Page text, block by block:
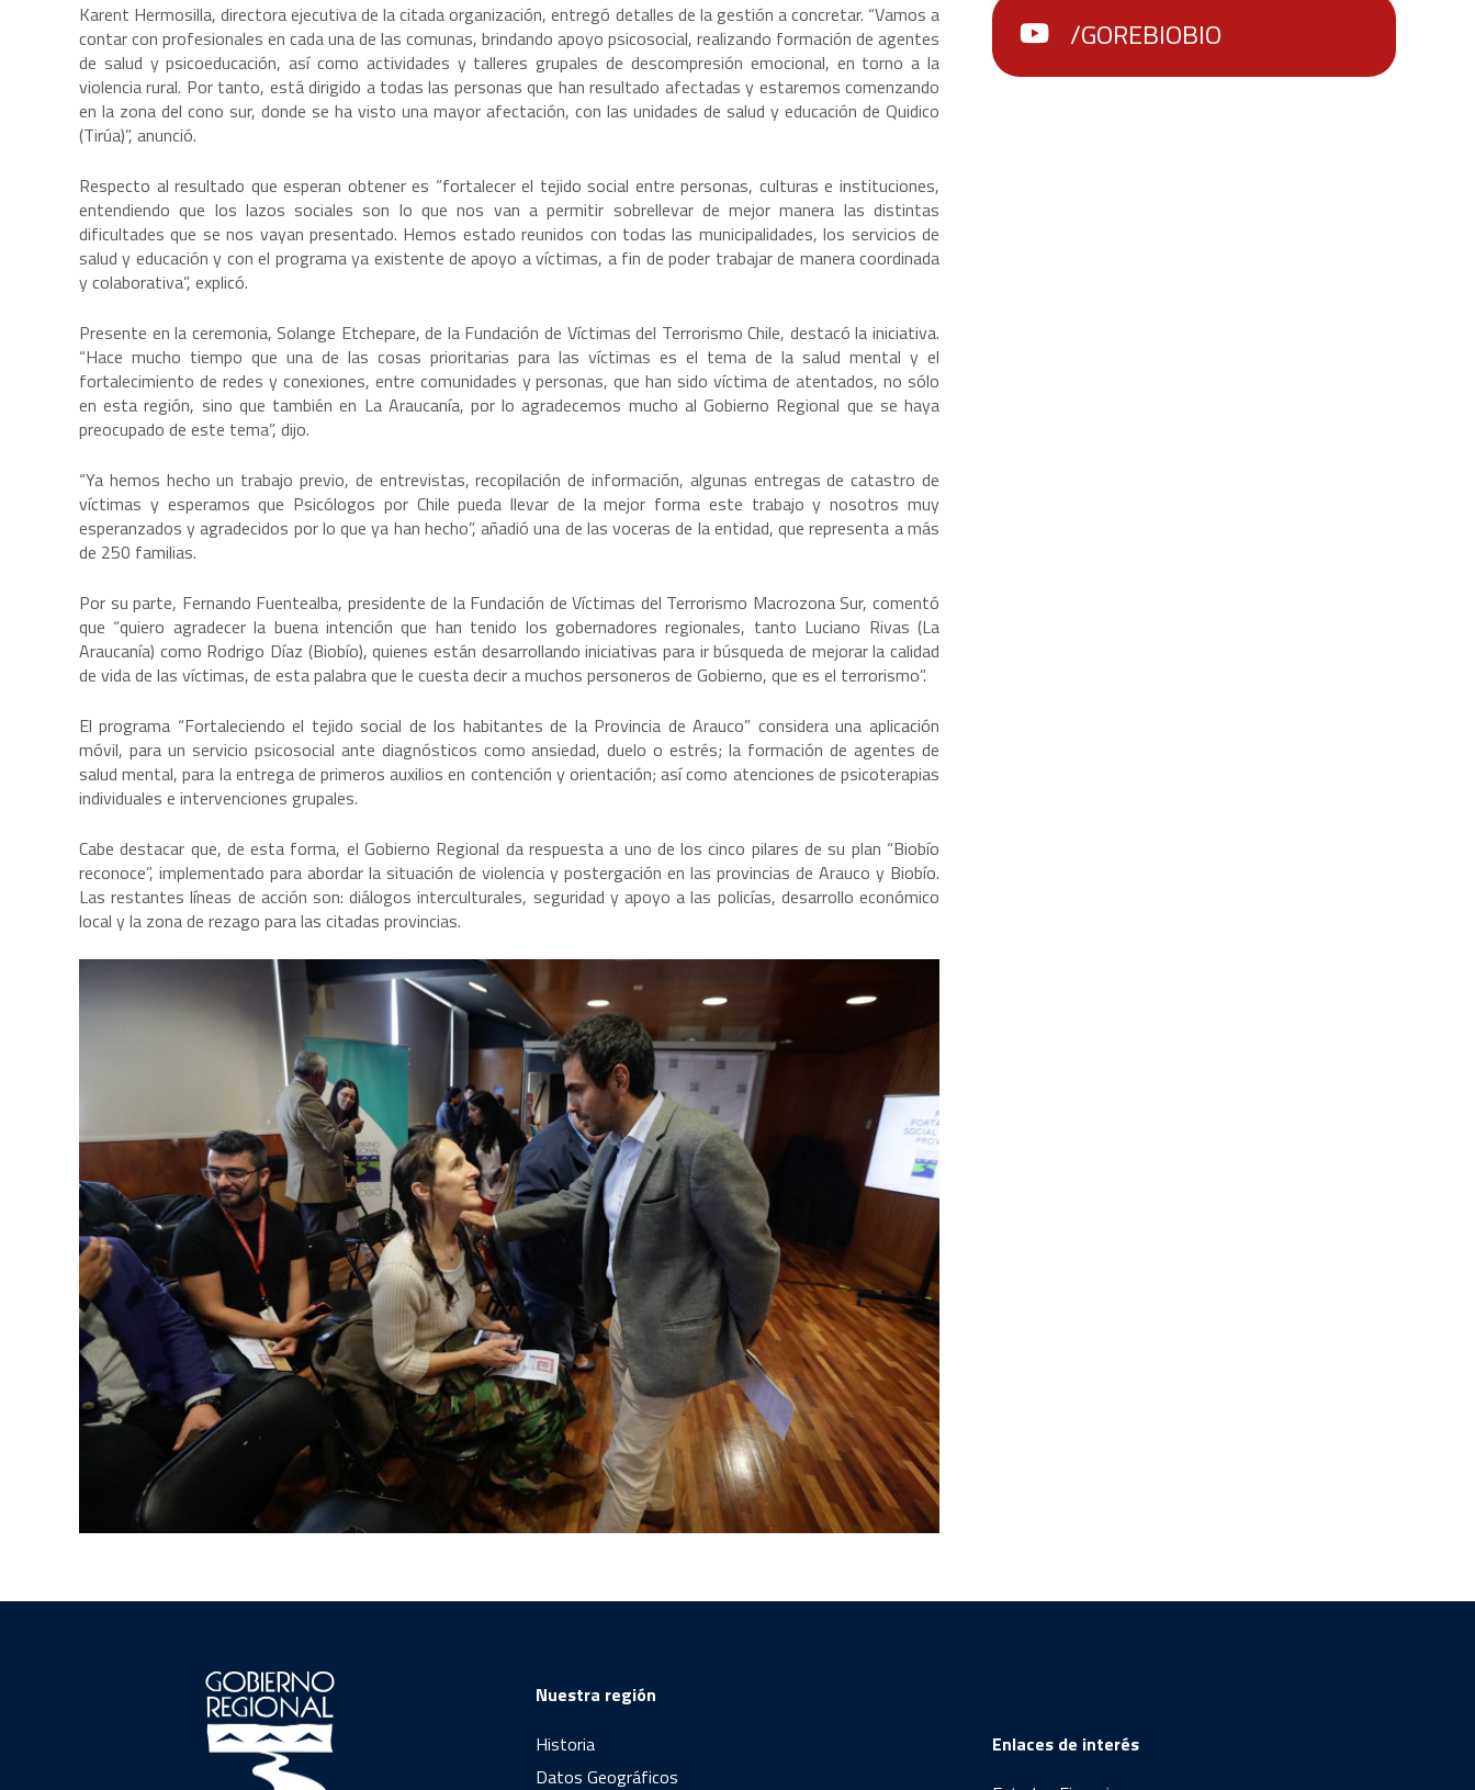
Karent Hermosilla, directora ejecutiva de la citada organización, entregó detalles de la gestión a concretar. “Vamos a
contar con profesionales en cada una de las comunas, brindando apoyo psicosocial, realizando formación de agentes
de salud y psicoeducación, así como actividades y talleres grupales de descompresión emocional, en torno a la
violencia rural. Por tanto, está dirigido a todas las personas que han resultado afectadas y estaremos comenzando
en la zona del cono sur, donde se ha visto una mayor afectación, con las unidades de salud y educación de Quidico
(Tirúa)”, anunció.
Respecto al resultado que esperan obtener es “fortalecer el tejido social entre personas, culturas e instituciones,
entendiendo que los lazos sociales son lo que nos van a permitir sobrellevar de mejor manera las distintas
dificultades que se nos vayan presentado. Hemos estado reunidos con todas las municipalidades, los servicios de
salud y educación y con el programa ya existente de apoyo a víctimas, a fin de poder trabajar de manera coordinada
y colaborativa”, explicó.
Presente en la ceremonia, Solange Etchepare, de la Fundación de Víctimas del Terrorismo Chile, destacó la iniciativa.
“Hace mucho tiempo que una de las cosas prioritarias para las víctimas es el tema de la salud mental y el
fortalecimiento de redes y conexiones, entre comunidades y personas, que han sido víctima de atentados, no sólo
en esta región, sino que también en La Araucanía, por lo agradecemos mucho al Gobierno Regional que se haya
preocupado de este tema”, dijo.
“Ya hemos hecho un trabajo previo, de entrevistas, recopilación de información, algunas entregas de catastro de
víctimas y esperamos que Psicólogos por Chile pueda llevar de la mejor forma este trabajo y nosotros muy
esperanzados y agradecidos por lo que ya han hecho”, añadió una de las voceras de la entidad, que representa a más
de 250 familias.
Por su parte, Fernando Fuentealba, presidente de la Fundación de Víctimas del Terrorismo Macrozona Sur, comentó
que “quiero agradecer la buena intención que han tenido los gobernadores regionales, tanto Luciano Rivas (La
Araucanía) como Rodrigo Díaz (Biobío), quienes están desarrollando iniciativas para ir búsqueda de mejorar la calidad
de vida de las víctimas, de esta palabra que le cuesta decir a muchos personeros de Gobierno, que es el terrorismo”.
El programa “Fortaleciendo el tejido social de los habitantes de la Provincia de Arauco” considera una aplicación
móvil, para un servicio psicosocial ante diagnósticos como ansiedad, duelo o estrés; la formación de agentes de
salud mental, para la entrega de primeros auxilios en contención y orientación; así como atenciones de psicoterapias
individuales e intervenciones grupales.
Cabe destacar que, de esta forma, el Gobierno Regional da respuesta a uno de los cinco pilares de su plan “Biobío
reconoce”, implementado para abordar la situación de violencia y postergación en las provincias de Arauco y Biobío.
Las restantes líneas de acción son: diálogos interculturales, seguridad y apoyo a las policías, desarrollo económico
local y la zona de rezago para las citadas provincias.
/GOREBIOBIO
Nuestra región
Historia
Datos Geográficos
Enlaces de interés